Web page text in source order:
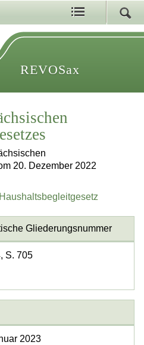
REVOSax
20. Dezember 2022
Haushaltsbegleitgesetz
Gliederungsnummer
S. 705
2023